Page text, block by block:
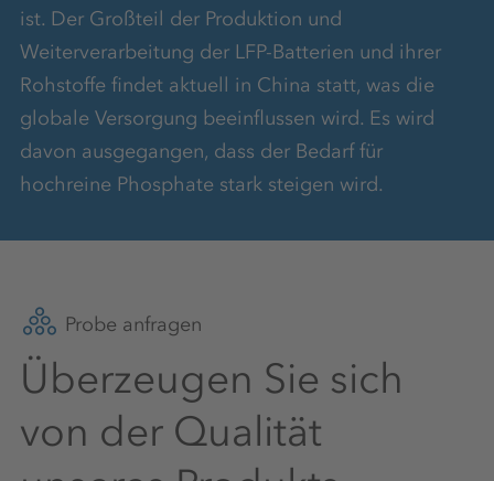
ist. Der Großteil der Produktion und
Weiterverarbeitung der LFP-Batterien und ihrer
Rohstoffe findet aktuell in China statt, was die
globale Versorgung beeinflussen wird. Es wird
davon ausgegangen, dass der Bedarf für
hochreine Phosphate stark steigen wird.
Probe anfragen
Überzeugen Sie sich
von der Qualität